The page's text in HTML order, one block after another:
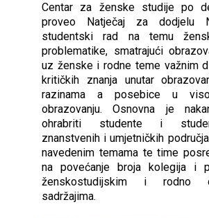
Centar za ženske studije po
proveo Natječaj za dodjelu
studentski rad na temu
problematike, smatrajući
uz ženske i rodne teme važnim
kritičkih znanja unutar
razinama a posebice u
obrazovanju. Osnovna je
ohrabriti studente i
znanstvenih i umjetničkih
navedenim temama te time
na povećanje broja kolegija i
ženskostudijskim i rodno
sadržajima.